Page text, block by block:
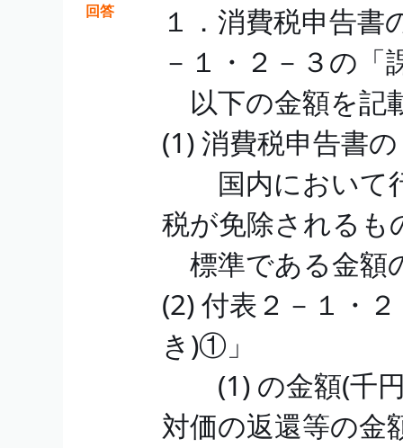
回答
１．消費税申告
－１・２－３の
以下の金額を記
(1) 消費税申告書
国内において
税が免除されるも
標準である金額
(2) 付表２－１・
き)①」
(1) の金額(千円
対価の返還等の金